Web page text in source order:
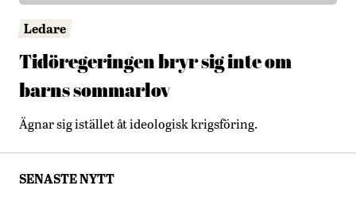
Ledare
Tidöregeringen bryr sig inte om
barns sommarlov
Ägnar sig istället åt ideologisk krigsföring.
SENASTE NYTT